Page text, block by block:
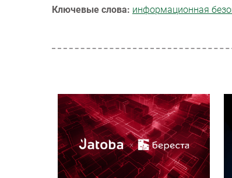
Ключевые слова: информационная